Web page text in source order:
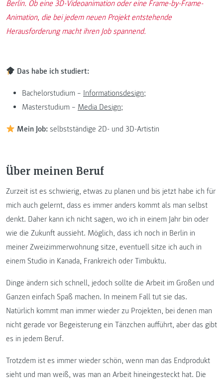
Berlin. Ob eine 3D-Videoanimation oder eine Frame-by-Frame-
Animation, die bei jedem neuen Projekt entstehende
Herausforderung macht ihren Job spannend.
Das habe ich studiert:
Bachelorstudium – Informationsdesign;
Masterstudium – Media Design;
Mein Job: selbstständige 2D- und 3D-Artistin
Über meinen Beruf
Zurzeit ist es schwierig, etwas zu planen und bis jetzt habe ich für
mich auch gelernt, dass es immer anders kommt als man selbst
denkt. Daher kann ich nicht sagen, wo ich in einem Jahr bin oder
wie die Zukunft aussieht. Möglich, dass ich noch in Berlin in
meiner Zweizimmerwohnung sitze, eventuell sitze ich auch in
einem Studio in Kanada, Frankreich oder Timbuktu.
Dinge ändern sich schnell, jedoch sollte die Arbeit im Großen und
Ganzen einfach Spaß machen. In meinem Fall tut sie das.
Natürlich kommt man immer wieder zu Projekten, bei denen man
nicht gerade vor Begeisterung ein Tänzchen aufführt, aber das gibt
es in jedem Beruf.
Trotzdem ist es immer wieder schön, wenn man das Endprodukt
sieht und man weiß, was man an Arbeit hineingesteckt hat. Die